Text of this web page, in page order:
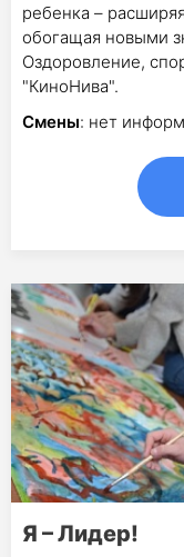
ребенка –
обогащая новыми
Оздоровление,
"КиноНива".
Смены: нет
Я – Лидер!